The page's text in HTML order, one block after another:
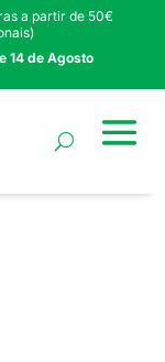
a partir de 50€
14 de Agosto